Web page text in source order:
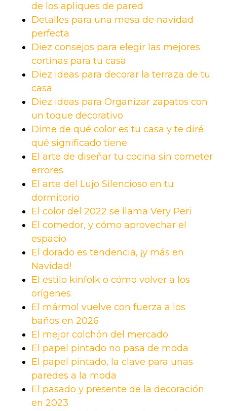
de los apliques de pared
Detalles para una mesa de navidad
perfecta
Diez consejos para elegir las mejores
cortinas para tu casa
Diez ideas para decorar la terraza de tu
casa
Diez ideas para Organizar zapatos con
un toque decorativo
Dime de qué color es tu casa y te diré
qué significado tiene
El arte de diseñar tu cocina sin cometer
errores
El arte del Lujo Silencioso en tu
dormitorio
El color del 2022 se llama Very Peri
El comedor, y cómo aprovechar el
espacio
El dorado es tendencia, ¡y más en
Navidad!
El estilo kinfolk o cómo volver a los
orígenes
El mármol vuelve con fuerza a los
baños en 2026
El mejor colchón del mercado
El papel pintado no pasa de moda
El papel pintado, la clave para unas
paredes a la moda
El pasado y presente de la decoración
en 2023